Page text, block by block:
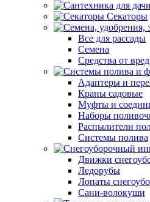
Секаторы
Все для рассады
Семена
Средства от
Адаптеры и
Краны садовые
Муфты и
Наборы
Распылители
Системы полива
Движки
Ледорубы
Лопаты
Сани-волокуши